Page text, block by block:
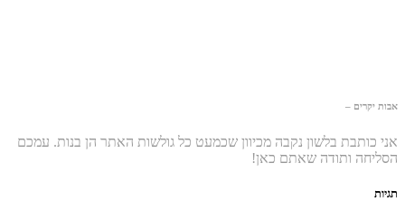
אבות יקרים –
אני כותבת בלשון נקבה מכיוון שכמעט כל גולשות האתר הן בנות. עמכם
הסליחה ותודה שאתם כאן!
תגיות